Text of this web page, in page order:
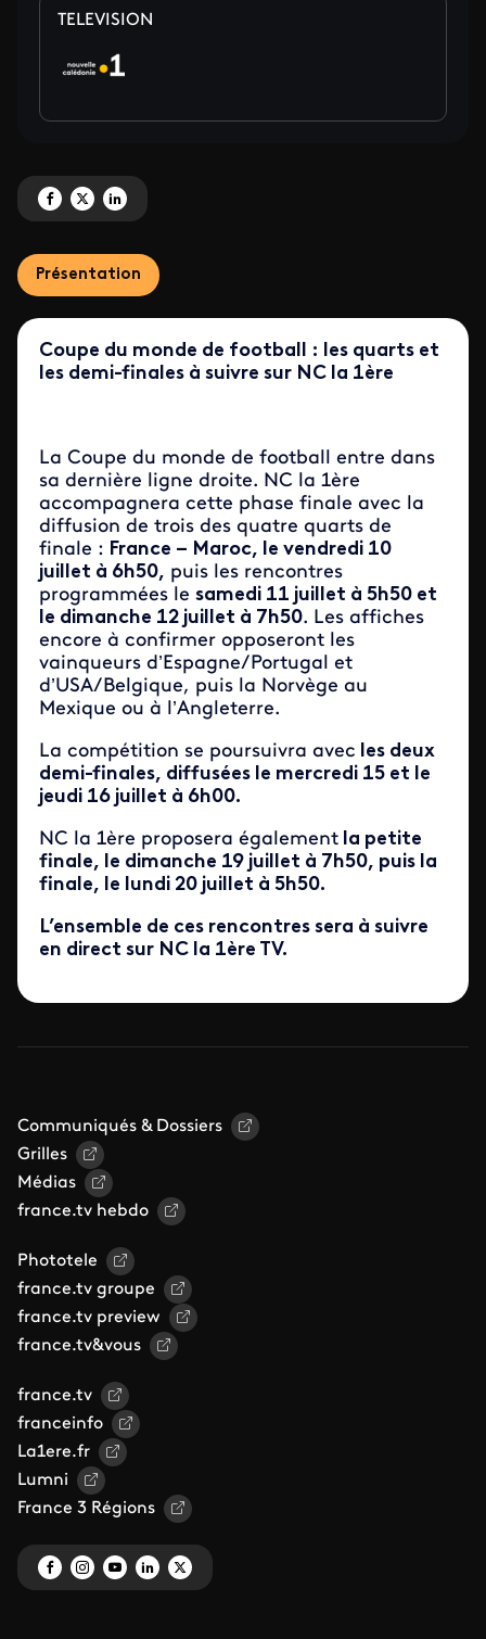
TELEVISION
Partagez 'COUPE DU MONDE FIFA 2026' sur Facebook
Partagez 'COUPE DU MONDE FIFA 2026' sur X
Partagez 'COUPE DU MONDE FIFA 2026' sur LinkedIn
Présentation
Coupe du monde de football : les quarts et
les demi-finales à suivre sur NC la 1ère
La Coupe du monde de football entre dans
sa dernière ligne droite. NC la 1ère
accompagnera cette phase finale avec la
diffusion de trois des quatre quarts de
finale : France – Maroc, le vendredi 10
juillet à 6h50, puis les rencontres
programmées le samedi 11 juillet à 5h50 et
le dimanche 12 juillet à 7h50. Les affiches
encore à confirmer opposeront les
vainqueurs d’Espagne/Portugal et
d’USA/Belgique, puis la Norvège au
Mexique ou à l’Angleterre.
La compétition se poursuivra avec les deux
demi-finales, diffusées le mercredi 15 et le
jeudi 16 juillet à 6h00.
NC la 1ère proposera également la petite
finale, le dimanche 19 juillet à 7h50, puis la
finale, le lundi 20 juillet à 5h50.
L’ensemble de ces rencontres sera à suivre
en direct sur NC la 1ère TV.
Communiqués & Dossiers
Grilles
Médias
france.tv hebdo
Phototele
france.tv groupe
france.tv preview
france.tv&vous
france.tv
franceinfo
La1ere.fr
Lumni
France 3 Régions